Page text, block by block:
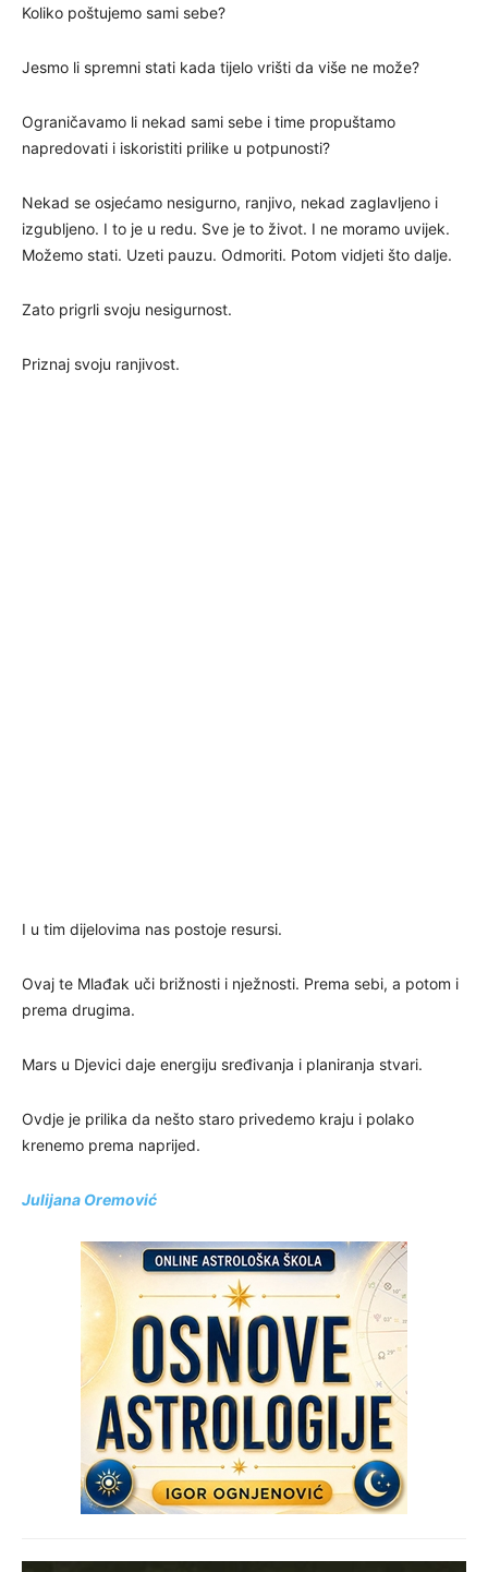
Koliko poštujemo sami sebe?
Jesmo li spremni stati kada tijelo vrišti da više ne može?
Ograničavamo li nekad sami sebe i time propuštamo
napredovati i iskoristiti prilike u potpunosti?
Nekad se osjećamo nesigurno, ranjivo, nekad zaglavljeno i
izgubljeno. I to je u redu. Sve je to život. I ne moramo uvijek.
Možemo stati. Uzeti pauzu. Odmoriti. Potom vidjeti što dalje.
Zato prigrli svoju nesigurnost.
Priznaj svoju ranjivost.
I u tim dijelovima nas postoje resursi.
Ovaj te Mlađak uči brižnosti i nježnosti. Prema sebi, a potom i
prema drugima.
Mars u Djevici daje energiju sređivanja i planiranja stvari.
Ovdje je prilika da nešto staro privedemo kraju i polako
krenemo prema naprijed.
Julijana Oremović